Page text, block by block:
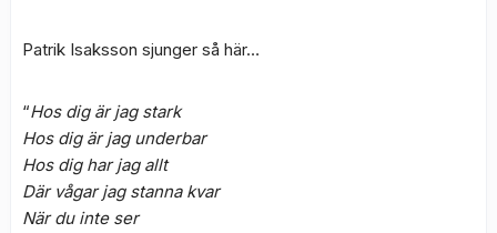
Patrik Isaksson sjunger så här…
“Hos dig är jag stark
Hos dig är jag underbar
Hos dig har jag allt
Där vågar jag stanna kvar
När du inte ser